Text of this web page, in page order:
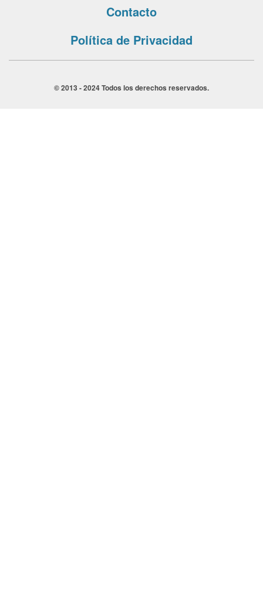
Contacto
Política de Privacidad
© 2013 - 2024 Todos los derechos reservados.